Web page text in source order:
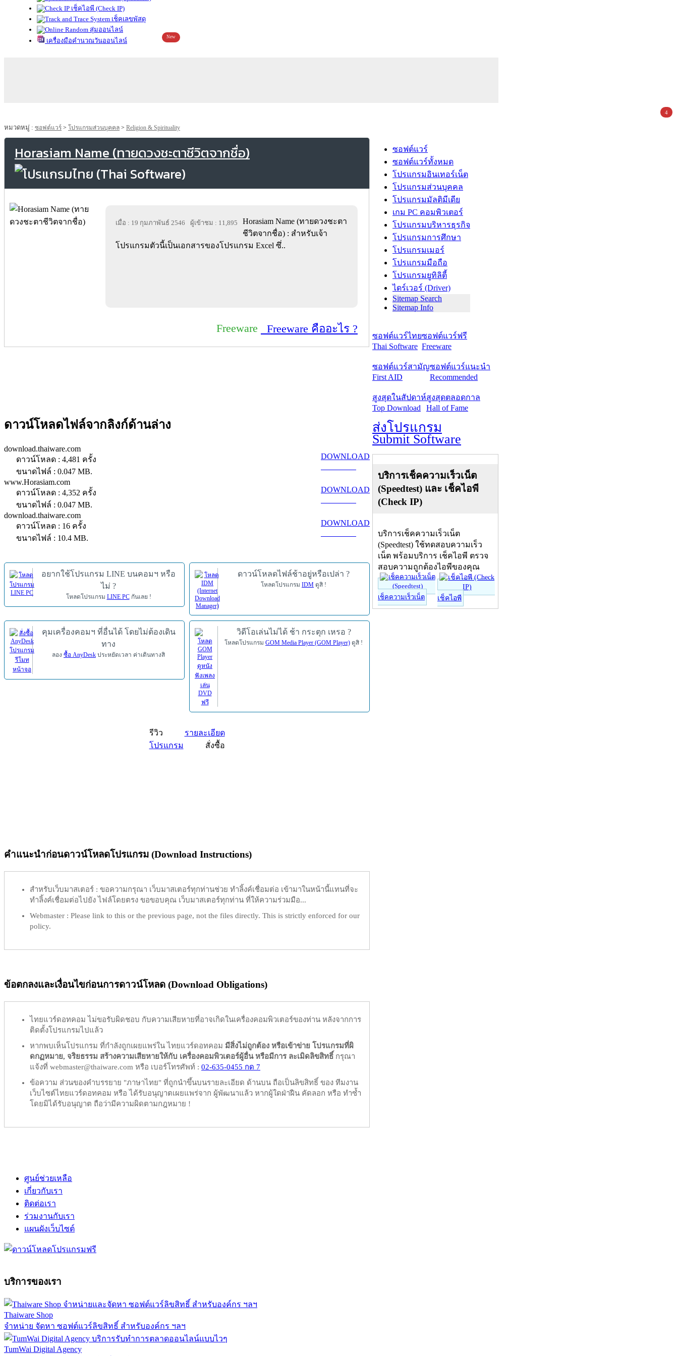
เช็คไอพี (Check IP)
เช็คเลขพัสดุ
สุ่มออนไลน์
เครื่องมือคำนวณวันออนไลน์
New
หมวดหมู่ : ซอฟต์แวร์ > โปรแกรมส่วนบุคคล > Religion & Spirituality
Horasiam Name (ทายดวงชะตาชีวิตจากชื่อ)
เมื่อ : 19 กุมภาพันธ์ 2546 ผู้เข้าชม : 11,895
Horasiam Name (ทายดวงชะตา
ชีวิตจากชื่อ) : สำหรับเจ้า
โปรแกรมตัวนี้เป็นเอกสารของโปรแกรม Excel ซึ่..
Freeware Freeware คืออะไร ?
ดาวน์โหลดไฟล์จากลิงก์ด้านล่าง
download.thaiware.com
ดาวน์โหลด : 4,481 ครั้ง
ขนาดไฟล์ : 0.047 MB.
DOWNLOAD
www.Horasiam.com
ดาวน์โหลด : 4,352 ครั้ง
ขนาดไฟล์ : 0.047 MB.
DOWNLOAD
download.thaiware.com
ดาวน์โหลด : 16 ครั้ง
ขนาดไฟล์ : 10.4 MB.
DOWNLOAD
อยากใช้โปรแกรม LINE บนคอมฯ หรือ
ไม่ ?
โหลดโปรแกรม LINE PCกันเลย !
ดาวน์โหลดไฟล์ช้าอยู่หรือเปล่า ?
โหลดโปรแกรม IDM ดูสิ !
คุมเครื่องคอมฯ ที่อื่นได้ โดยไม่ต้องเดิน
ทาง
ลอง ซื้อ AnyDesk ประหยัดเวลา ค่าเดินทางสิ
วิดีโอเล่นไม่ได้ ช้า กระตุก เหรอ ?
โหลดโปรแกรม GOM Media Player (GOM Player) ดูสิ !
รีวิว
รายละเอียด
โปรแกรม
สั่งซื้อ
คำแนะนำก่อนดาวน์โหลดโปรแกรม (Download Instructions)
สำหรับเว็บมาสเตอร์ : ขอความกรุณา เว็บมาสเตอร์ทุกท่านช่วย ทำลิ้งค์เชื่อมต่อ เข้ามาในหน้านี้แทนที่จะ
ทำลิ้งค์เชื่อมต่อไปยัง ไฟล์โดยตรง ขอขอบคุณ เว็บมาสเตอร์ทุกท่าน ที่ให้ความร่วมมือ...
Webmaster : Please link to this or the previous page, not the files directly. This is strictly enforced for our
policy.
ข้อตกลงและเงื่อนไขก่อนการดาวน์โหลด (Download Obligations)
ไทยแวร์ดอทคอม ไม่ขอรับผิดชอบ กับความเสียหายที่อาจเกิดในเครื่องคอมพิวเตอร์ของท่าน หลังจากการ
ติดตั้งโปรแกรมไปแล้ว
หากพบเห็นโปรแกรม ที่กำลังถูกเผยแพร่ใน ไทยแวร์ดอทคอม มีสิ่งไม่ถูกต้อง หรือเข้าข่าย โปรแกรมที่ผิ
ดกฏหมาย, จริยธรรม สร้างความเสียหายให้กับ เครื่องคอมพิวเตอร์ผู้อื่น หรือมีการ ละเมิดลิขสิทธิ์ กรุณา
แจ้งที่ webmaster@thaiware.com หรือ เบอร์โทรศัพท์ : 02-635-0455 กด 7
ข้อความ ส่วนของคำบรรยาย "ภาษาไทย" ที่ถูกนำขึ้นบนรายละเอียด ด้านบน ถือเป็นลิขสิทธิ์ ของ ทีมงาน
เว็บไซต์ไทยแวร์ดอทคอม หรือ ได้รับอนุญาตเผยแพร่จาก ผู้พัฒนาแล้ว หากผู้ใดฝ่าฝืน คัดลอก หรือ ทำซ้ำ
โดยมิได้รับอนุญาต ถือว่ามีความผิดตามกฎหมาย !
ซอฟต์แวร์
ซอฟต์แวร์ทั้งหมด
โปรแกรมอินเทอร์เน็ต
โปรแกรมส่วนบุคคล
โปรแกรมมัลติมีเดีย
เกม PC คอมพิวเตอร์
โปรแกรมบริหารธุรกิจ
โปรแกรมการศึกษา
โปรแกรมเมอร์
โปรแกรมมือถือ
โปรแกรมยูทิลิตี้
ไดร์เวอร์ (Driver)
Sitemap Search
Sitemap Info
ซอฟต์แวร์ไทย
Thai Software
ซอฟต์แวร์ฟรี
Freeware
ซอฟต์แวร์สามัญ
First AID
ซอฟต์แวร์แนะนำ
Recommended
สูงสุดในสัปดาห์
Top Download
สูงสุดตลอดกาล
Hall of Fame
ส่งโปรแกรม
Submit Software
บริการเช็คความเร็วเน็ต
(Speedtest) และ เช็คไอพี
(Check IP)
บริการเช็คความเร็วเน็ต
(Speedtest) ใช้ทดสอบความเร็ว
เน็ต พร้อมบริการ เช็คไอพี ตรวจ
สอบความถูกต้องไอพีของคุณ
เช็คความเร็วเน็ต เช็คไอพี
ศูนย์ช่วยเหลือ
เกี่ยวกับเรา
ติดต่อเรา
ร่วมงานกับเรา
4
แผนผังเว็บไซต์
บริการของเรา
Thaiware Shop
จำหน่าย จัดหา ซอฟต์แวร์ลิขสิทธิ์ สำหรับองค์กร ฯลฯ
TumWai Digital Agency